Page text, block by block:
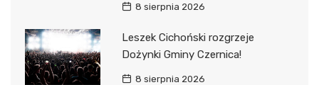
8 sierpnia 2026
Leszek Cichoński rozgrzeje
Dożynki Gminy Czernica!
8 sierpnia 2026